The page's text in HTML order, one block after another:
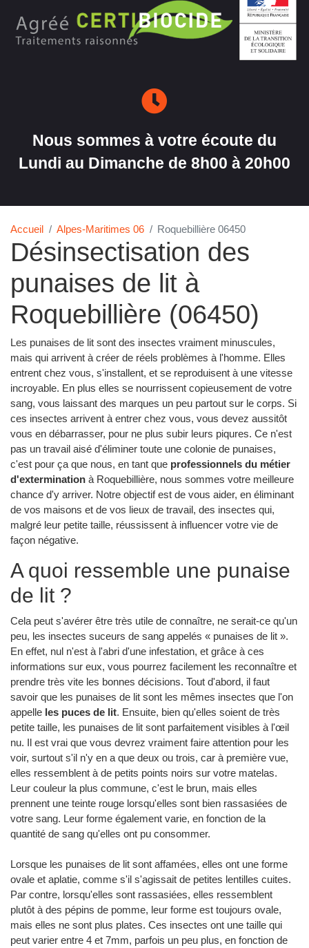
Nous sommes à votre écoute du
Lundi au Dimanche de 8h00 à 20h00
Accueil Alpes-Maritimes 06 Roquebillière 06450
Désinsectisation des
punaises de lit à
Roquebillière (06450)
Les punaises de lit sont des insectes vraiment minuscules,
mais qui arrivent à créer de réels problèmes à l'homme. Elles
entrent chez vous, s'installent, et se reproduisent à une vitesse
incroyable. En plus elles se nourrissent copieusement de votre
sang, vous laissant des marques un peu partout sur le corps. Si
ces insectes arrivent à entrer chez vous, vous devez aussitôt
vous en débarrasser, pour ne plus subir leurs piqures. Ce n'est
pas un travail aisé d'éliminer toute une colonie de punaises,
c'est pour ça que nous, en tant que professionnels du métier
d'extermination à Roquebillière, nous sommes votre meilleure
chance d'y arriver. Notre objectif est de vous aider, en éliminant
de vos maisons et de vos lieux de travail, des insectes qui,
malgré leur petite taille, réussissent à influencer votre vie de
façon négative.
A quoi ressemble une punaise
de lit ?
Cela peut s'avérer être très utile de connaître, ne serait-ce qu'un
peu, les insectes suceurs de sang appelés « punaises de lit ».
En effet, nul n'est à l'abri d'une infestation, et grâce à ces
informations sur eux, vous pourrez facilement les reconnaître et
prendre très vite les bonnes décisions. Tout d'abord, il faut
savoir que les punaises de lit sont les mêmes insectes que l'on
appelle les puces de lit. Ensuite, bien qu'elles soient de très
petite taille, les punaises de lit sont parfaitement visibles à l'œil
nu. Il est vrai que vous devrez vraiment faire attention pour les
voir, surtout s'il n'y en a que deux ou trois, car à première vue,
elles ressemblent à de petits points noirs sur votre matelas.
Leur couleur la plus commune, c'est le brun, mais elles
prennent une teinte rouge lorsqu'elles sont bien rassasiées de
votre sang. Leur forme également varie, en fonction de la
quantité de sang qu'elles ont pu consommer.
Lorsque les punaises de lit sont affamées, elles ont une forme
ovale et aplatie, comme s'il s'agissait de petites lentilles cuites.
Par contre, lorsqu'elles sont rassasiées, elles ressemblent
plutôt à des pépins de pomme, leur forme est toujours ovale,
mais elles ne sont plus plates. Ces insectes ont une taille qui
peut varier entre 4 et 7mm, parfois un peu plus, en fonction de